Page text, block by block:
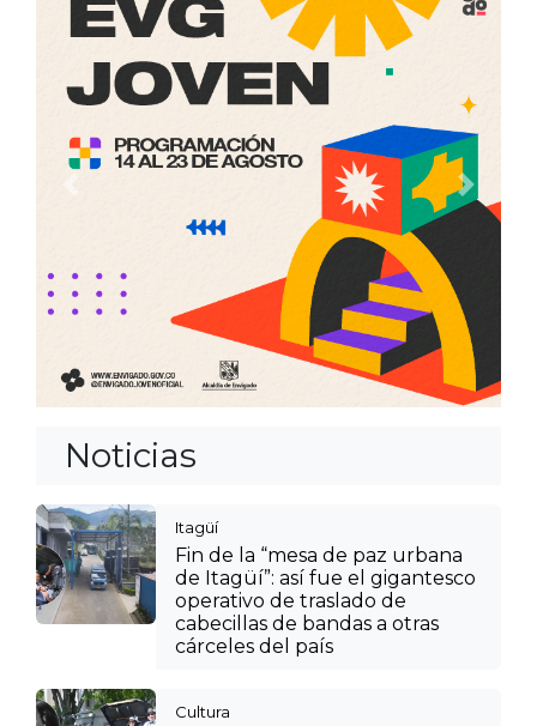
Noticias
Itagüí
Fin de la “mesa de paz urbana
de Itagüí”: así fue el gigantesco
operativo de traslado de
cabecillas de bandas a otras
cárceles del país
Cultura